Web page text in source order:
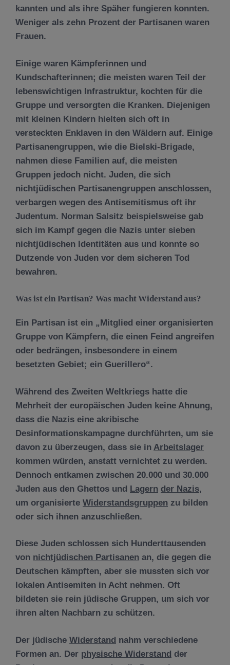
kannten und als ihre Späher fungieren konnten.
Weniger als zehn Prozent der Partisanen waren
Frauen.
Einige waren Kämpferinnen und
Kundschafterinnen; die meisten waren Teil der
lebenswichtigen Infrastruktur, kochten für die
Gruppe und versorgten die Kranken. Diejenigen
mit kleinen Kindern hielten sich oft in
versteckten Enklaven in den Wäldern auf. Einige
Partisanengruppen, wie die Bielski-Brigade,
nahmen diese Familien auf, die meisten
Gruppen jedoch nicht. Juden, die sich
nichtjüdischen Partisanengruppen anschlossen,
verbargen wegen des Antisemitismus oft ihr
Judentum. Norman Salsitz beispielsweise gab
sich im Kampf gegen die Nazis unter sieben
nichtjüdischen Identitäten aus und konnte so
Dutzende von Juden vor dem sicheren Tod
bewahren.
Was ist ein Partisan? Was macht Widerstand aus?
Ein Partisan ist ein „Mitglied einer organisierten
Gruppe von Kämpfern, die einen Feind angreifen
oder bedrängen, insbesondere in einem
besetzten Gebiet; ein Guerillero“.
Während des Zweiten Weltkriegs hatte die
Mehrheit der europäischen Juden keine Ahnung,
dass die Nazis eine akribische
Desinformationskampagne durchführten, um sie
davon zu überzeugen, dass sie in Arbeitslager
kommen würden, anstatt vernichtet zu werden.
Dennoch entkamen zwischen 20.000 und 30.000
Juden aus den Ghettos und Lagern der Nazis,
um organisierte Widerstandsgruppen zu bilden
oder sich ihnen anzuschließen.
Diese Juden schlossen sich Hunderttausenden
von nichtjüdischen Partisanen an, die gegen die
Deutschen kämpften, aber sie mussten sich vor
lokalen Antisemiten in Acht nehmen. Oft
bildeten sie rein jüdische Gruppen, um sich vor
ihren alten Nachbarn zu schützen.
Der jüdische Widerstand nahm verschiedene
Formen an. Der physische Widerstand der